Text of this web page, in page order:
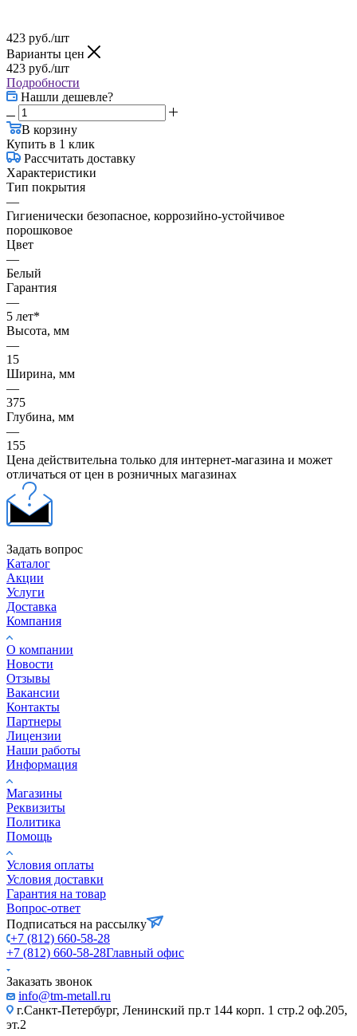
423 руб./шт
Варианты цен
423 руб./шт
Подробности
Нашли дешевле?
В корзину
Купить в 1 клик
Рассчитать доставку
Характеристики
Тип покрытия
—
Гигиенически безопасное, коррозийно-устойчивое
порошковое
Цвет
—
Белый
Гарантия
—
5 лет*
Высота, мм
—
15
Ширина, мм
—
375
Глубина, мм
—
155
Цена действительна только для интернет-магазина и может
отличаться от цен в розничных магазинах
Задать вопрос
Каталог
Акции
Услуги
Доставка
Компания
О компании
Новости
Отзывы
Вакансии
Контакты
Партнеры
Лицензии
Наши работы
Информация
Магазины
Реквизиты
Политика
Помощь
Условия оплаты
Условия доставки
Гарантия на товар
Вопрос-ответ
Подписаться на рассылку
+7 (812) 660-58-28
+7 (812) 660-58-28Главный офис
Заказать звонок
info@tm-metall.ru
г.Санкт-Петербург, Ленинский пр.т 144 корп. 1 стр.2 оф.205,
эт.2